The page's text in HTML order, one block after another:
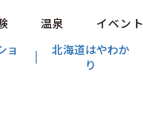
温泉 イベント
ョ
北海道はやわか
り